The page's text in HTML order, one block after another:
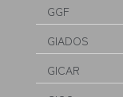
GGF
GIADOS
GICAR